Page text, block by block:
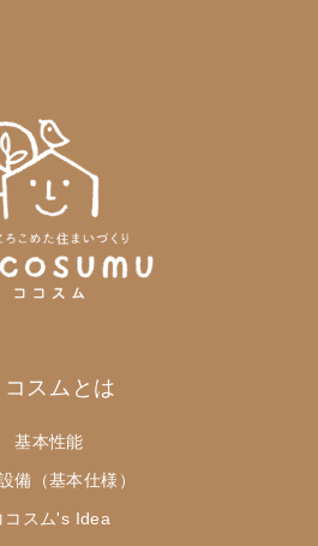
コスムとは
基本性能
備（基本仕様）
コスム's Idea